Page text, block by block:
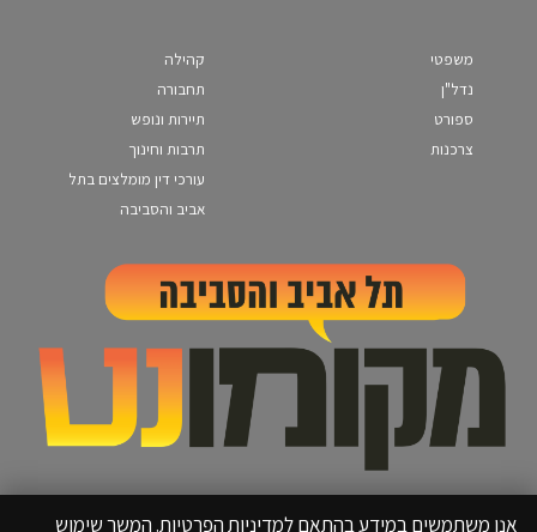
משפטי
נדל"ן
ספורט
צרכנות
קהילה
תחבורה
תיירות ונופש
תרבות וחינוך
עורכי דין מומלצים בתל
אביב והסביבה
אנו משתמשים במידע בהתאם למדיניות הפרטיות. המשך שימוש